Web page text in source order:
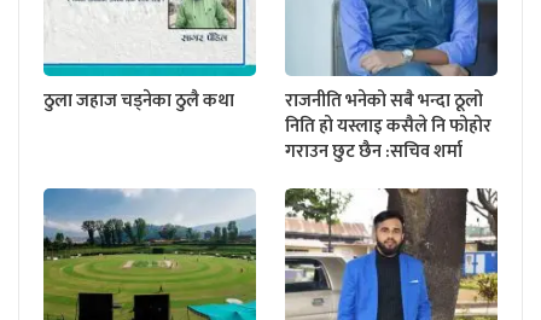
ठुला जहाज चड्नेका ठुलै कथा
राजनीति भनेको सबै भन्दा ठूलो
निति हो यस्लाइ कसैले नि फोहोर
गराउन छुट छैन :सचिव शर्मा